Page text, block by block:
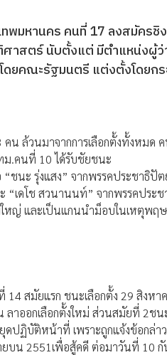
พมหานคร คนที่ 17 ลงสมัคร
ศาสตร์ นับตั้งแต่ มีตำแหน่งผู้
ยคณะรัฐมนตรี แต่งตั้งโดยกร
ล้วนมาจากการเลือกตั้งทั้งหมด
ม.คนที่ 10 ได้รับชัยชนะ
ชนะ รุ่งแสง” จากพรรคประชาธิปั
“เดโช สวนานนท์” จากพรรคประ
ใหญ่ และเป็นแกนนำม็อบในเหตุพ
สมัยแรก ชนะเลือกตั้ง 29 สิงหา
าออกเลือกตั้งใหม่ ส่วนสมัยที่ 2ชน
ปฏิบัติหน้าที่ เพราะถูกแจ้งข้อกล่
ยบน 2551เพื่อสู้คดี ต่อมาวันที่ 10